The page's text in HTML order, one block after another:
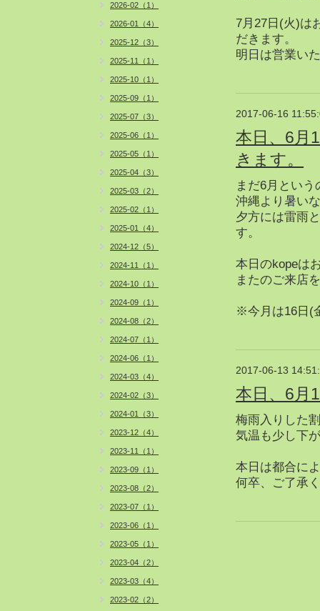
7月27日(火)は
だきます。
明日は営業い
2017-06-16
本日、6月
きます。
まだ6月とい
沖縄より暑い
夕方には雷雨
す。
本日のkopeは
またのご来店
※今月は16日(
2017-06-13
本日、6月
梅雨入りした
気温も少し下
本日は都合に
何卒、ご了承
2026-02（1）
2026-01（4）
2025-12（3）
2025-11（1）
2025-10（1）
2025-09（1）
2025-07（3）
2025-06（1）
2025-05（1）
2025-04（3）
2025-03（2）
2025-02（1）
2025-01（4）
2024-12（5）
2024-11（1）
2024-10（1）
2024-09（1）
2024-08（2）
2024-07（1）
2024-06（1）
2024-03（4）
2024-02（3）
2024-01（3）
2023-12（4）
2023-11（1）
2023-09（1）
2023-08（2）
2023-07（1）
2023-06（1）
2023-05（1）
2023-04（2）
2023-03（4）
2023-02（2）